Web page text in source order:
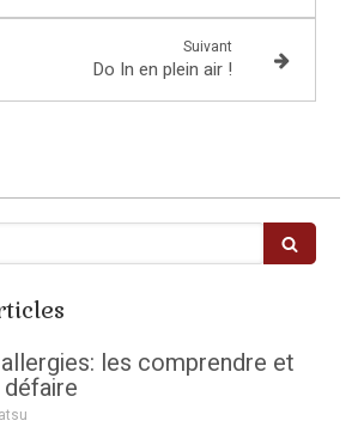
Suivant
Do In en plein air !
les comprendre et